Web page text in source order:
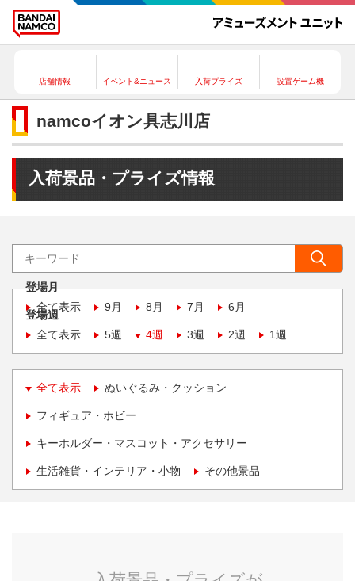
店舗情報 イベント&ニュース 入荷プライズ 設置ゲーム機
namcoイオン具志川店
入荷景品・プライズ情報
登場月
全て表示
9月 8月 7月 6月
登場週
全て表示
5週 4週 3週 2週 1週
全て表示 ぬいぐるみ・クッション
フィギュア・ホビー
キーホルダー・マスコット・アクセサリー
生活雑貨・インテリア・小物 その他景品